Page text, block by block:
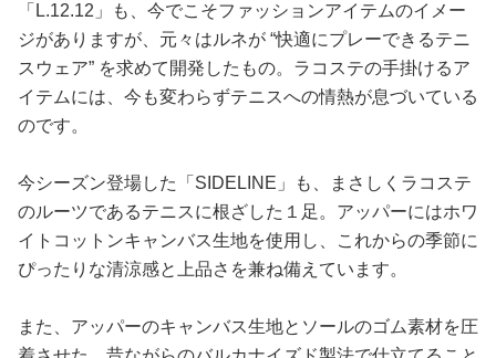
「L.12.12」も、今でこそファッションアイテムのイメー
ジがありますが、元々はルネが “快適にプレーできるテニ
スウェア” を求めて開発したもの。ラコステの手掛けるア
イテムには、今も変わらずテニスへの情熱が息づいている
のです。
今シーズン登場した「SIDELINE」も、まさしくラコステ
のルーツであるテニスに根ざした１足。アッパーにはホワ
イトコットンキャンバス生地を使用し、これからの季節に
ぴったりな清涼感と上品さを兼ね備えています。
また、アッパーのキャンバス生地とソールのゴム素材を圧